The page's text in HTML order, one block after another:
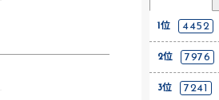
1位 4452
2位 7976
3位 7241